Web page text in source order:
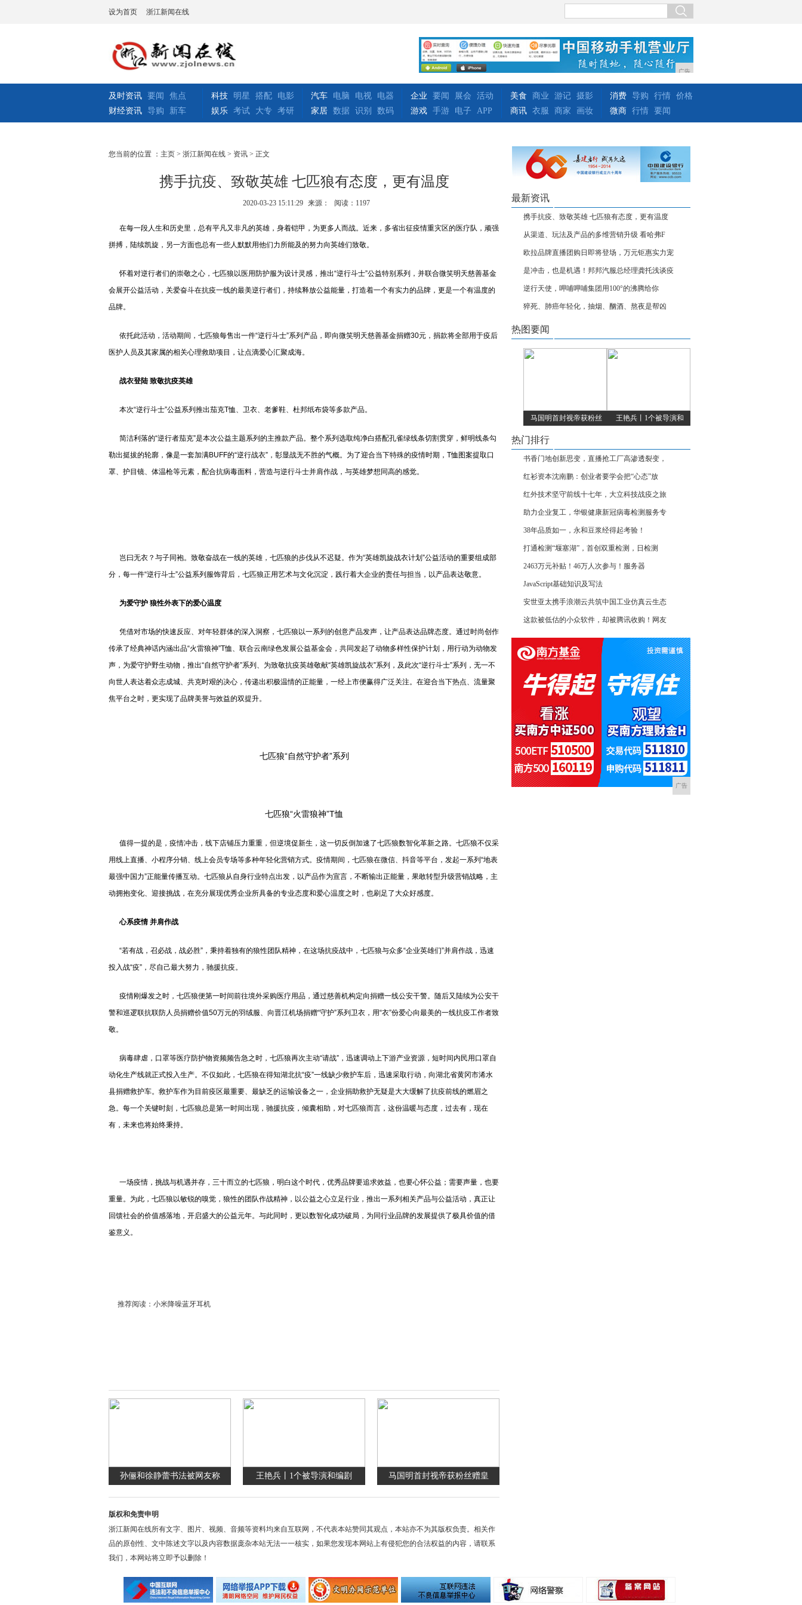
设为首页 浙江新闻在线
广告
及时资讯 要闻
焦点
财经资讯 导购 新车
科技 明星 搭配
电影
娱乐 考试 大专 考研
汽车 电脑 电视
电器
家居 数据 识别 数码
企业 要闻 展会
活动
游戏 手游 电子 APP
美食 商业 游记 摄影
商讯 衣服 商家 画妆
消费 导购 行情 价格
微商 行情 要闻
您当前的位置 ： 主页 > 浙江新闻在线 > 资讯 > 正文
携手抗疫、致敬英雄 七匹狼有态度，更有温度
2020-03-23 15:11:29 来源： 阅读：1197
在每一段人生和历史里，总有平凡又非凡的英雄，身着铠甲，为更多人而战。近来，多省出征疫情重灾区的医疗队，顽强
拼搏，陆续凯旋，另一方面也总有一些人默默用他们力所能及的努力向英雄们致敬。
怀着对逆行者们的崇敬之心，七匹狼以医用防护服为设计灵感，推出“逆行斗士”公益特别系列，并联合微笑明天慈善基金
会展开公益活动，关爱奋斗在抗疫一线的最美逆行者们，持续释放公益能量，打造着一个有实力的品牌，更是一个有温度的
品牌。
依托此活动，活动期间，七匹狼每售出一件“逆行斗士”系列产品，即向微笑明天慈善基金捐赠30元，捐款将全部用于疫后
医护人员及其家属的相关心理救助项目，让点滴爱心汇聚成海。
战衣登陆 致敬抗疫英雄
本次“逆行斗士”公益系列推出茄克T恤、卫衣、老爹鞋、杜邦纸布袋等多款产品。
简洁利落的“逆行者茄克”是本次公益主题系列的主推款产品。整个系列选取纯净白搭配孔雀绿线条切割贯穿，鲜明线条勾
勒出挺拔的轮廓，像是一套加满BUFF的“逆行战衣”，彰显战无不胜的气概。为了迎合当下特殊的疫情时期，T恤图案提取口
罩、护目镜、体温枪等元素，配合抗病毒面料，营造与逆行斗士并肩作战，与英雄梦想同高的感觉。
岂曰无衣？与子同袍。致敬奋战在一线的英雄，七匹狼的步伐从不迟疑。作为“英雄凯旋战衣计划”公益活动的重要组成部
分，每一件“逆行斗士”公益系列服饰背后，七匹狼正用艺术与文化沉淀，践行着大企业的责任与担当，以产品表达敬意。
为爱守护 狼性外表下的爱心温度
凭借对市场的快速反应、对年轻群体的深入洞察，七匹狼以一系列的创意产品发声，让产品表达品牌态度。通过时尚创作
传承了经典神话内涵出品“火雷狼神”T恤、联合云南绿色发展公益基金会，共同发起了动物多样性保护计划，用行动为动物发
声，为爱守护野生动物，推出“自然守护者”系列、为致敬抗疫英雄敬献“英雄凯旋战衣”系列，及此次“逆行斗士”系列，无一不
向世人表达着众志成城、共克时艰的决心，传递出积极温情的正能量，一经上市便赢得广泛关注。在迎合当下热点、流量聚
焦平台之时，更实现了品牌美誉与效益的双提升。
七匹狼“自然守护者”系列
七匹狼“火雷狼神”T恤
值得一提的是，疫情冲击，线下店铺压力重重，但逆境促新生，这一切反倒加速了七匹狼数智化革新之路。七匹狼不仅采
用线上直播、小程序分销、线上会员专场等多种年轻化营销方式。疫情期间，七匹狼在微信、抖音等平台，发起一系列“地表
最强中国力”正能量传播互动。七匹狼从自身行业特点出发，以产品作为宣言，不断输出正能量，果敢转型升级营销战略，主
动拥抱变化、迎接挑战，在充分展现优秀企业所具备的专业态度和爱心温度之时，也刷足了大众好感度。
心系疫情 并肩作战
“若有战，召必战，战必胜”，秉持着独有的狼性团队精神，在这场抗疫战中，七匹狼与众多“企业英雄们”并肩作战，迅速
投入战“疫”，尽自己最大努力，驰援抗疫。
疫情刚爆发之时，七匹狼便第一时间前往境外采购医疗用品，通过慈善机构定向捐赠一线公安干警。随后又陆续为公安干
警和巡逻联抗联防人员捐赠价值50万元的羽绒服、向晋江机场捐赠“守护”系列卫衣，用“衣”份爱心向最美的一线抗疫工作者致
敬。
病毒肆虐，口罩等医疗防护物资频频告急之时，七匹狼再次主动“请战”，迅速调动上下游产业资源，短时间内民用口罩自
动化生产线就正式投入生产。不仅如此，七匹狼在得知湖北抗“疫”一线缺少救护车后，迅速采取行动，向湖北省黄冈市浠水
县捐赠救护车。救护车作为目前疫区最重要、最缺乏的运输设备之一，企业捐助救护无疑是大大缓解了抗疫前线的燃眉之
急。每一个关键时刻，七匹狼总是第一时间出现，驰援抗疫，倾囊相助，对七匹狼而言，这份温暖与态度，过去有，现在
有，未来也将始终秉持。
一场疫情，挑战与机遇并存，三十而立的七匹狼，明白这个时代，优秀品牌要追求效益，也要心怀公益；需要声量，也要
重量。为此，七匹狼以敏锐的嗅觉，狼性的团队作战精神，以公益之心立足行业，推出一系列相关产品与公益活动，真正让
回馈社会的价值感落地，开启盛大的公益元年。与此同时，更以数智化成功破局，为同行业品牌的发展提供了极具价值的借
鉴意义。
推荐阅读： 小米降噪蓝牙耳机
孙俪和徐静蕾书法被网友称 王艳兵丨1个被导演和编剧 马国明首封视帝获粉丝赠皇
版权和免责申明
浙江新闻在线所有文字、图片、视频、音频等资料均来自互联网，不代表本站赞同其观点，本站亦不为其版权负责。相关作
品的原创性、文中陈述文字以及内容数据庞杂本站无法一一核实，如果您发现本网站上有侵犯您的合法权益的内容，请联系
我们，本网站将立即予以删除！
最新资讯
携手抗疫、致敬英雄 七匹狼有态度，更有温度
从渠道、玩法及产品的多维营销升级 看哈弗F
欧拉品牌直播团购日即将登场，万元钜惠实力宠
是冲击，也是机遇！邦邦汽服总经理龚托浅谈疫
逆行天使，呷哺呷哺集团用100°的沸腾给你
猝死、肺癌年轻化，抽烟、酗酒、熬夜是帮凶
热图要闻
马国明首封视帝获粉丝 王艳兵丨1个被导演和
热门排行
书香门地创新思变，直播抢工厂高渗透裂变，
红衫资本沈南鹏：创业者要学会把“心态”放
红外技术坚守前线十七年，大立科技战疫之旅
助力企业复工，华银健康新冠病毒检测服务专
38年品质如一，永和豆浆经得起考验！
打通检测“堰塞湖”，首创双重检测，日检测
2463万元补贴！46万人次参与！服务器
JavaScript基础知识及写法
安世亚太携手浪潮云共筑中国工业仿真云生态
这款被低估的小众软件，却被腾讯收购！网友
广告